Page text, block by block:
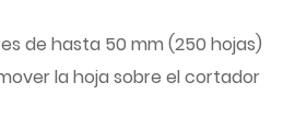
de hasta 50 mm (250 hojas)
la hoja sobre el cortador